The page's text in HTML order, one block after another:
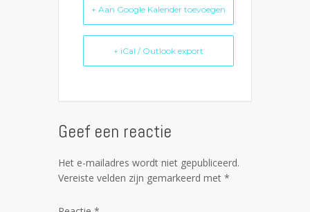
+ Aan Google Kalender toevoegen
+ iCal / Outlook export
Geef een reactie
Het e-mailadres wordt niet gepubliceerd.
Vereiste velden zijn gemarkeerd met *